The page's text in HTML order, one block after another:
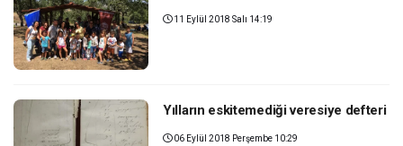
11 Eylül 2018 Salı 14:19
Yılların eskitemediği veresiye defteri
06 Eylül 2018 Perşembe 10:29